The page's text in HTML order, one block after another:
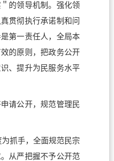
的领导机制。强化领
贯彻执行承诺制和问
第一责任人，全局本
的原则，把政务公开
、提升为民服务水平
申请公开，规范管理民
抓手，全面规范民宗
从严把握不予公开范